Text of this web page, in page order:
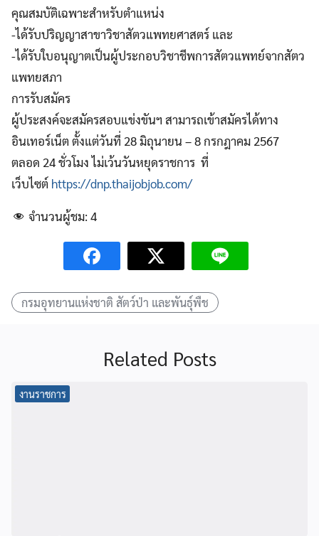
คุณสมบัติเฉพาะสำหรับตำแหน่ง
-ได้รับปริญญาสาขาวิชาสัตวแพทยศาสตร์ และ
-ได้รับใบอนุญาตเป็นผู้ประกอบวิชาชีพการสัตวแพทย์จากสัตว
แพทยสภา
การรับสมัคร
ผู้ประสงค์จะสมัครสอบแข่งขันฯ สามารถเข้าสมัครได้ทาง
อินเทอร์เน็ต ตั้งแต่วันที่ 28 มิถุนายน – 8 กรกฎาคม 2567
ตลอด 24 ชั่วโมง ไม่เว้นวันหยุดราชการ ที่
เว็บไซต์ https://dnp.thaijobjob.com/
จำนวนผู้ชม: 4
กรมอุทยานแห่งชาติ สัตว์ป่า และพันธุ์พืช
Related Posts
งานราชการ